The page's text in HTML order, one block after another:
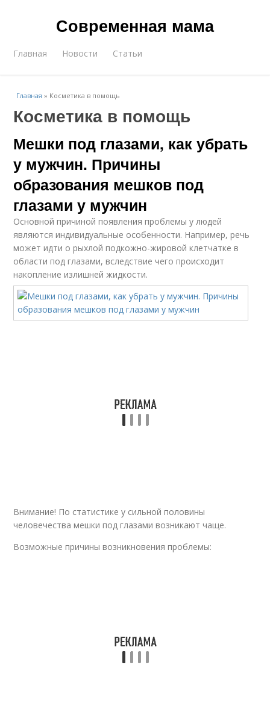
Современная мама
Главная Новости Статьи
Главная » Косметика в помощь
Косметика в помощь
Мешки под глазами, как убрать
у мужчин. Причины
образования мешков под
глазами у мужчин
Основной причиной появления проблемы у людей
являются индивидуальные особенности. Например, речь
может идти о рыхлой подкожно-жировой клетчатке в
области под глазами, вследствие чего происходит
накопление излишней жидкости.
Внимание! По статистике у сильной половины
человечества мешки под глазами возникают чаще.
Возможные причины возникновения проблемы: